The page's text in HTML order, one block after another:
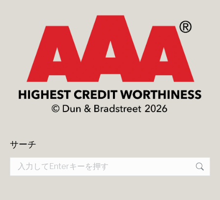
window
opens
in
new
window
opens
new
window
opens
in
new
window
サーチ
Search: